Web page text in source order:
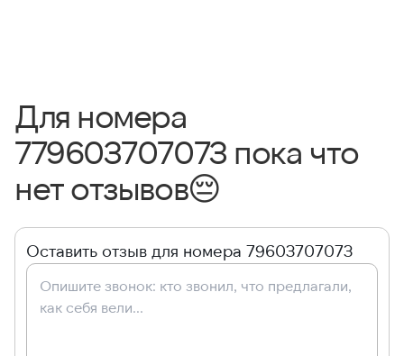
Для номера
779603707073 пока что
нет отзывов😔
Оставить отзыв для номера 79603707073